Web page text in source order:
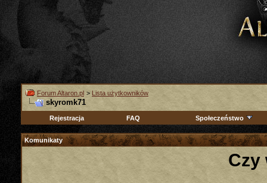
Forum Altaron.pl > Lista użytkowników
skyromk71
Rejestracja FAQ Społeczeństwo
Komunikaty
Czy